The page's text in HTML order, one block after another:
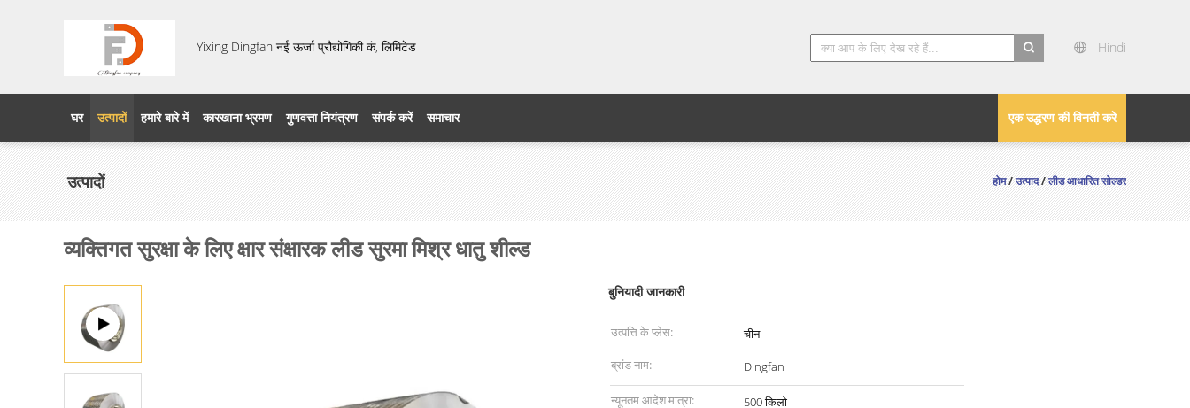
Yixing Dingfan नई ऊर्जा प्रौद्योगिकी कं, लिमिटेड
Hindi
एक उद्धरण की विनती करे
घर उत्पादों हमारे बारे में कारखाना भ्रमण गुणवत्ता नियंत्रण संपर्क करें समाचार
उत्पादों होम/उत्पाद/लीड आधारित सोल्डर
व्यक्तिगत सुरक्षा के लिए क्षार संक्षारक लीड सुरमा मिश्र धातु शील्ड
बुनियादी जानकारी
उत्पत्ति के प्लेस:
चीन
ब्रांड नाम:
Dingfan
न्यूनतम आदेश मात्रा:
500 किलो